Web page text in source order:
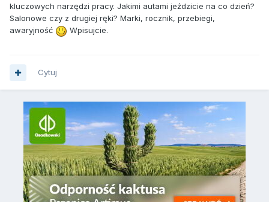
kluczowych narzędzi pracy. Jakimi autami jeździcie na co dzień?
Salonowe czy z drugiej ręki? Marki, rocznik, przebiegi,
awaryjność
Wpisujcie.
Cytuj